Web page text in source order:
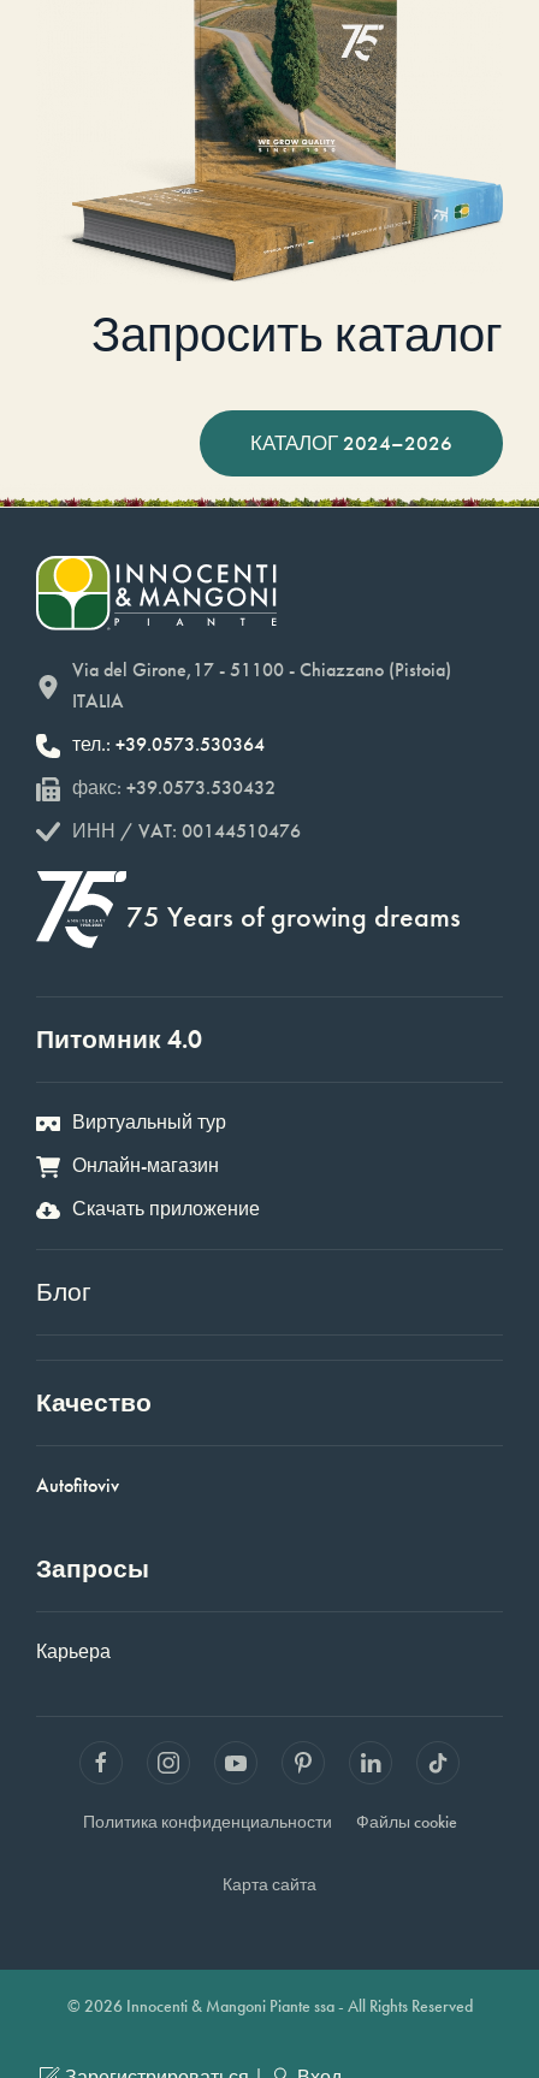
Запросить каталог
КАТАЛОГ 2024–2026
Via del Girone,17 - 51100 - Chiazzano (Pistoia)
ITALIA
тел.: +39.0573.530364
факс: +39.0573.530432
ИНН / VAT: 00144510476
75 Years of growing dreams
Питомник 4.0
Виртуальный тур
Онлайн-магазин
Скачать приложение
Блог
Качество
Autofitoviv
Запросы
Карьера
Политика конфиденциальности Файлы cookie
Карта сайта
© 2026 Innocenti & Mangoni Piante ssa - All Rights Reserved